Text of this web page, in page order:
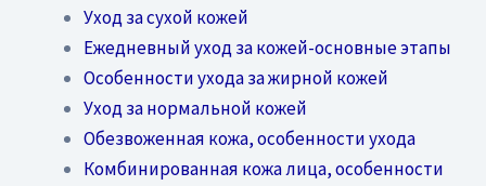
Уход за сухой кожей
Ежедневный уход за кожей-основные этапы
Особенности ухода за жирной кожей
Уход за нормальной кожей
Обезвоженная кожа, особенности ухода
Комбинированная кожа лица, особенности